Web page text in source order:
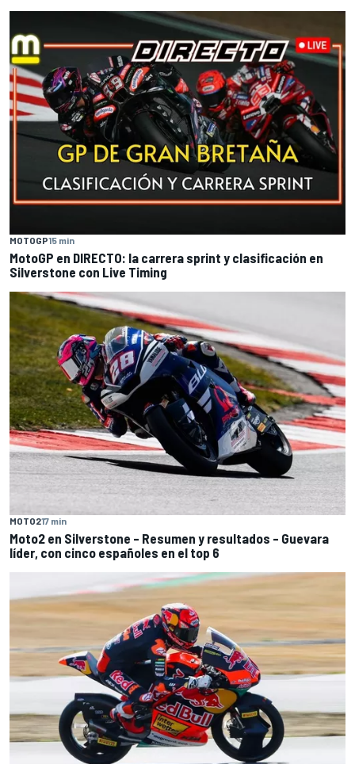
MOTOGP15 min
MotoGP en DIRECTO: la carrera sprint y clasificación en
Silverstone con Live Timing
MOTO217 min
Moto2 en Silverstone – Resumen y resultados – Guevara
líder, con cinco españoles en el top 6